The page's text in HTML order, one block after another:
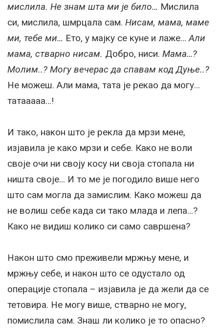
мислила. Не знам шта ми је било… Мислила
си, мислила, шмрцала сам. Нисам, мама, маме
ми, тебе ми… Ето, у мајку се куне и лаже…Али
мама, стварно нисам. Добро, ниси. Мама…?
Молим..? Могу вечерас да спавам код Дуње..?
Не можеш. Али мама, тата је рекао да могу…
татааааа…!
И тако, након што је рекла да мрзи мене,
изјавила је како мрзи и себе. Како не воли
своје очи ни своју косу ни своја стопала ни
ништа своје… И то ме је погодило више него
што сам могла да замислим. Како можеш да
не волиш себе када си тако млада и лепа…?
Како не видиш колико си само савршена?
Након што смо преживели мржњу мене, и
мржњу себе, и након што се одустало од
операције стопала – изјавила је да жели да се
тетовира. Не могу више, стварно не могу,
помислила сам. Знаш ли колико је то опасно?